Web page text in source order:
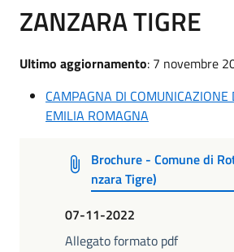
ZANZARA TIGRE
Ultimo aggiornamento: 7 novembre
CAMPAGNA DI COMUNICAZIONE
EMILIA ROMAGNA
Brochure - Comune di
nzara Tigre)
07-11-2022
Allegato formato pdf